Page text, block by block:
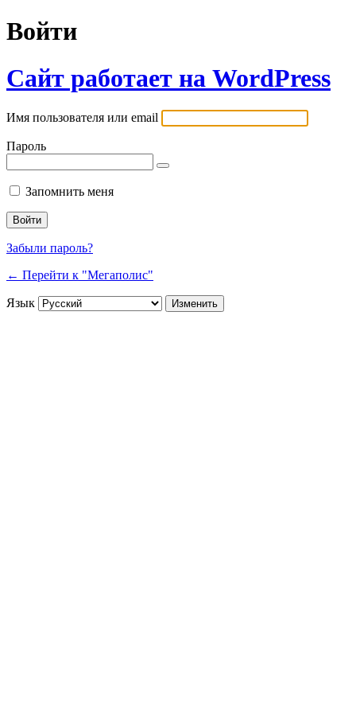
Войти
Сайт работает на WordPress
Имя пользователя или email
Пароль
Запомнить меня
Забыли пароль?
← Перейти к "Мегаполис"
Язык